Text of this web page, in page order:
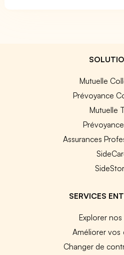
Mutuelle
Prévoyance
Mutuelle
Assurances
SERVICES
Explorer
Améliorer vos
Changer de